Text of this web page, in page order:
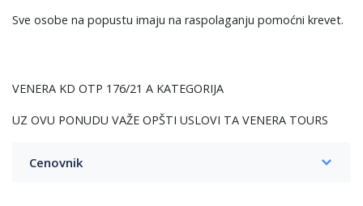
Sve osobe na popustu imaju na raspolaganju pomoćni krevet.
VENERA KD OTP 176/21 A KATEGORIJA
UZ OVU PONUDU VAŽE OPŠTI USLOVI TA VENERA TOURS
Cenovnik